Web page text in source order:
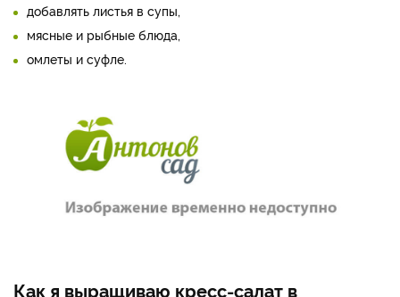
добавлять листья в супы,
мясные и рыбные блюда,
омлеты и суфле.
Как я выращиваю кресс-салат в